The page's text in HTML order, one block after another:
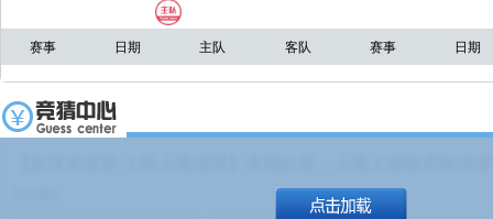
赛事 日期 主队 客队 赛事 日期